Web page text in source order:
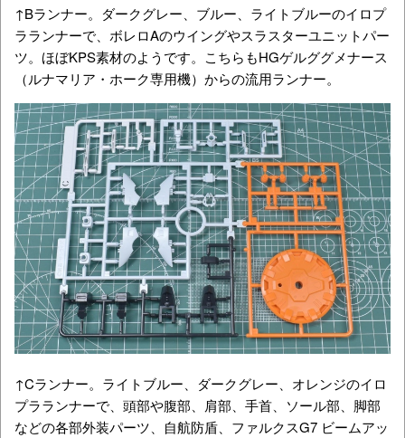
↑Bランナー。ダークグレー、ブルー、ライトブルーのイロプ
ラランナーで、ボレロAのウイングやスラスターユニットパー
ツ。ほぼKPS素材のようです。こちらもHGゲルググメナース
（ルナマリア・ホーク専用機）からの流用ランナー。
↑Cランナー。ライトブルー、ダークグレー、オレンジのイロ
プラランナーで、頭部や腹部、肩部、手首、ソール部、脚部
などの各部外装パーツ、自航防盾、ファルクスG7 ビームアッ